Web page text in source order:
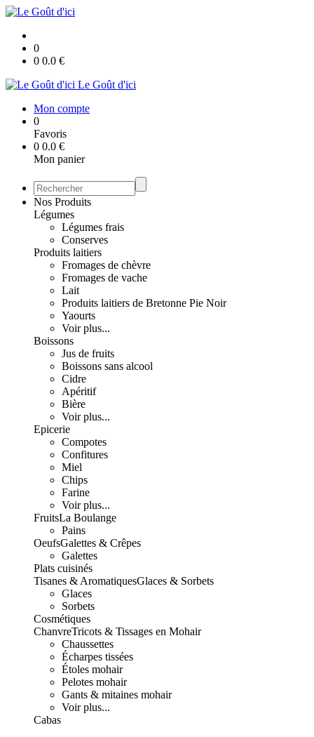
0
0 0.0 €
Le Goût d'ici
Mon compte
0
Favoris
0 0.0 €
Mon panier
Nos Produits
Légumes
Légumes frais
Conserves
Produits laitiers
Fromages de chèvre
Fromages de vache
Lait
Produits laitiers de Bretonne Pie Noir
Yaourts
Voir plus...
Boissons
Jus de fruits
Boissons sans alcool
Cidre
Apéritif
Bière
Voir plus...
Epicerie
Compotes
Confitures
Miel
Chips
Farine
Voir plus...
FruitsLa Boulange
Pains
OeufsGalettes & Crêpes
Galettes
Plats cuisinés
Tisanes & AromatiquesGlaces & Sorbets
Glaces
Sorbets
Cosmétiques
ChanvreTricots & Tissages en Mohair
Chaussettes
Écharpes tissées
Étoles mohair
Pelotes mohair
Gants & mitaines mohair
Voir plus...
Cabas